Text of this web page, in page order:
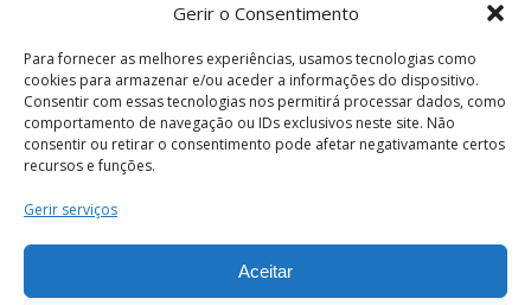
Gerir o Consentimento
Para fornecer as melhores experiências, usamos tecnologias como
cookies para armazenar e/ou aceder a informações do dispositivo.
Consentir com essas tecnologias nos permitirá processar dados, como
comportamento de navegação ou IDs exclusivos neste site. Não
consentir ou retirar o consentimento pode afetar negativamante certos
recursos e funções.
Gerir serviços
Aceitar
Termos e Condições